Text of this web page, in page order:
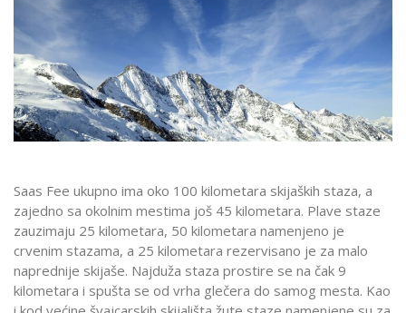
Saas Fee ukupno ima oko 100 kilometara skijaških staza, a
zajedno sa okolnim mestima još 45 kilometara. Plave staze
zauzimaju 25 kilometara, 50 kilometara namenjeno je
crvenim stazama, a 25 kilometara rezervisano je za malo
naprednije skijaše. Najduža staza prostire se na čak 9
kilometara i spušta se od vrha glečera do samog mesta. Kao